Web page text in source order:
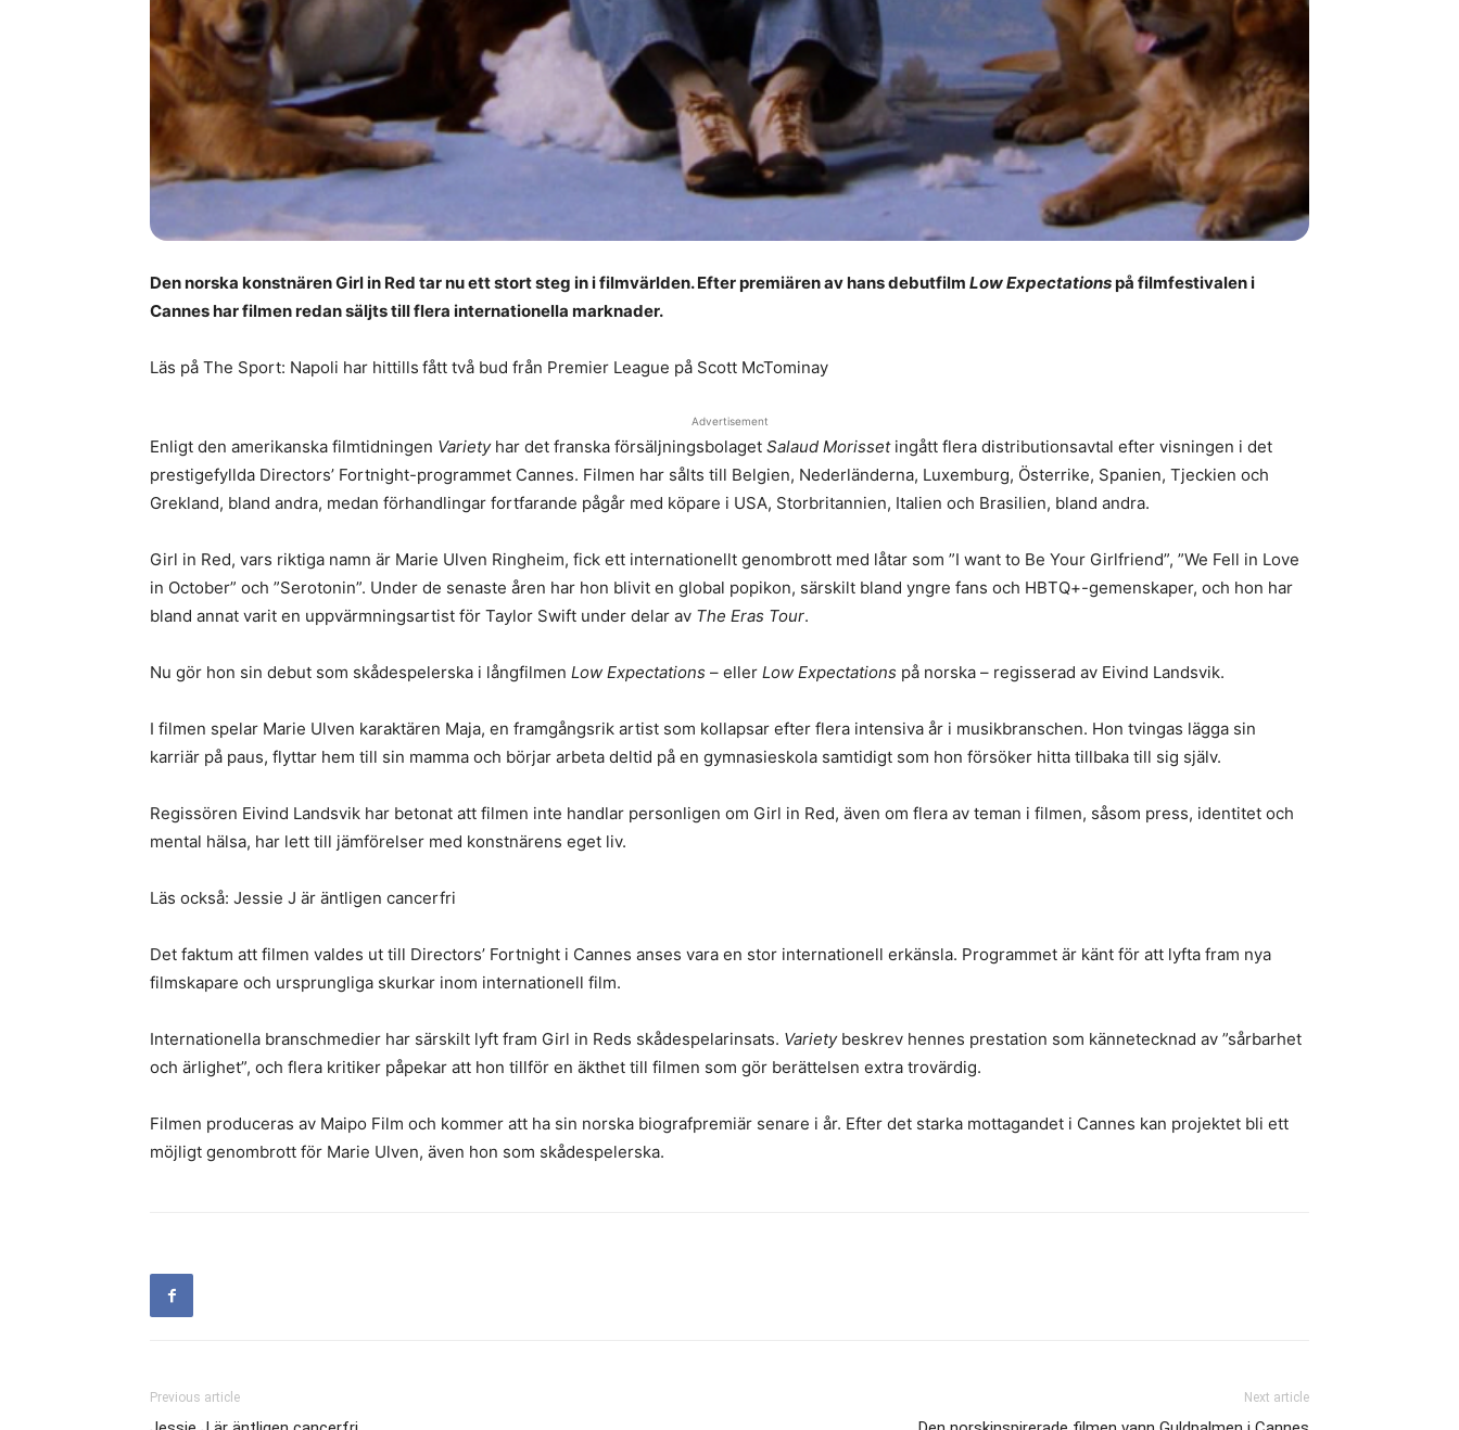
Den norska konstnären Girl in Red tar nu ett stort steg in i filmvärlden. Efter premiären av hans debutfilm Low Expectationspå filmfestivalen i
Cannes har filmen redan säljts till flera internationella marknader.
Läs på The Sport: Napoli har hittills fått två bud från Premier League på Scott McTominay
Advertisement
Enligt den amerikanska filmtidningen Varietyhar det franska försäljningsbolaget Salaud Morissetingått flera distributionsavtal efter visningen i det
prestigefyllda Directors’ Fortnight-programmet Cannes. Filmen har sålts till Belgien, Nederländerna, Luxemburg, Österrike, Spanien, Tjeckien och
Grekland, bland andra, medan förhandlingar fortfarande pågår med köpare i USA, Storbritannien, Italien och Brasilien, bland andra.
Girl in Red, vars riktiga namn är Marie Ulven Ringheim, fick ett internationellt genombrott med låtar som ”I want to Be Your Girlfriend”, ”We Fell in Love
in October” och ”Serotonin”. Under de senaste åren har hon blivit en global popikon, särskilt bland yngre fans och HBTQ+-gemenskaper, och hon har
bland annat varit en uppvärmningsartist för Taylor Swift under delar av The Eras Tour.
Nu gör hon sin debut som skådespelerska i långfilmen Low Expectations – eller Low Expectations på norska – regisserad av Eivind Landsvik.
I filmen spelar Marie Ulven karaktären Maja, en framgångsrik artist som kollapsar efter flera intensiva år i musikbranschen. Hon tvingas lägga sin
karriär på paus, flyttar hem till sin mamma och börjar arbeta deltid på en gymnasieskola samtidigt som hon försöker hitta tillbaka till sig själv.
Regissören Eivind Landsvik har betonat att filmen inte handlar personligen om Girl in Red, även om flera av teman i filmen, såsom press, identitet och
mental hälsa, har lett till jämförelser med konstnärens eget liv.
Läs också: Jessie J är äntligen cancerfri
Det faktum att filmen valdes ut till Directors’ Fortnight i Cannes anses vara en stor internationell erkänsla. Programmet är känt för att lyfta fram nya
filmskapare och ursprungliga skurkar inom internationell film.
Internationella branschmedier har särskilt lyft fram Girl in Reds skådespelarinsats. Varietybeskrev hennes prestation som kännetecknad av ”sårbarhet
och ärlighet”, och flera kritiker påpekar att hon tillför en äkthet till filmen som gör berättelsen extra trovärdig.
Filmen produceras av Maipo Film och kommer att ha sin norska biografpremiär senare i år. Efter det starka mottagandet i Cannes kan projektet bli ett
möjligt genombrott för Marie Ulven, även hon som skådespelerska.
Previous article Next article